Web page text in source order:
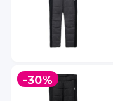
-30%